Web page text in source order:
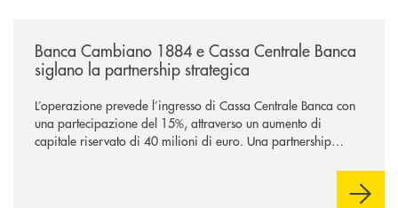
Banca Cambiano 1884 e Cassa Centrale Banca
siglano la partnership strategica
L’operazione prevede l’ingresso di Cassa Centrale Banca con
una partecipazione del 15%, attraverso un aumento di
capitale riservato di 40 milioni di euro. Una partnership
comuni e sulla prossimità ai territori, per ampliare l’offerta e